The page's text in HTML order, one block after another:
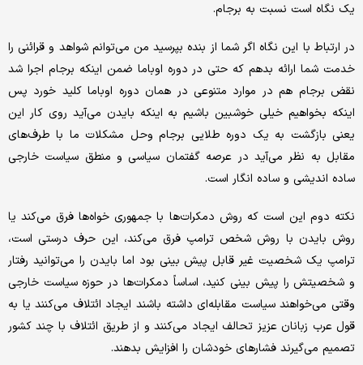
یک نگاه است نسبت به برجام.
در ارتباط با این نگاه اگر شما از بنده بپرسید من می‌توانم شواهد و قرائنی را
خدمت شما ارائه بدهم که حتی در دوره اوباما ضمن اینکه برجام اجرا شد
نقض برجام هم در موارد متنوعی در همان دوره اوباما کلید خورد پس
اینکه بخواهیم خیلی خوشبین باشیم به اینکه بایدن می‌آید روی کار این
یعنی بازگشت به یک دوره طلایی برجام وحل مشکلات ما با طرف‌های
مقابل به نظر می‌آید در عرصه گفتمان سیاسی و منطق سیاست خارجی
ساده اندیشی و ساده انگار است.
نکته دوم این است که روش دمکرات‌ها با جمهوری خواه‌ها فرق می‌کند یا
روش بایدن با روش شخص ترامپ فرق می‌کند، این حرف درستی است،
ترامپ یک شخصیت غیر قابل پیش بینی بود اما بایدن را می‌توانید رفتار
و شخصیتش را پیش بینی کنید، اساساً دمکرات‌ها در حوزه سیاست خارجی
وقتی می‌خواهند سیاست مقابله‌ای داشته باشند ایجاد ائتلاف می‌کنند یا به
قول عرب زبانان عزیز تحالف ایجاد می‌کنند و از طریق ائتلاف با چند کشور
تصمیم می‌گیرند فشارهای خودشان را افزایش بدهند.